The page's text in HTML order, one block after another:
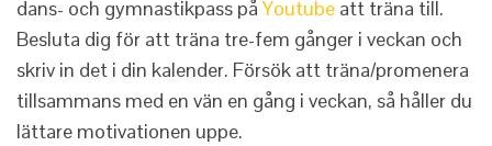
dans- och gymnastikpass påYoutube att träna till.
Besluta dig för att träna tre-fem gånger i veckan och
skriv in det i din kalender. Försök att träna/promenera
tillsammans med en vän en gång i veckan, så håller du
lättare motivationen uppe.